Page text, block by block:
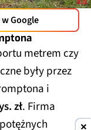
Google
metrem czy
były przez
i
zł. Firma